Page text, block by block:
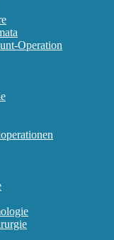
Operation